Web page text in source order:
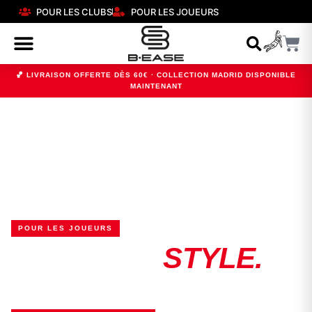
POUR LES CLUBS POUR LES JOUEURS
🏀 LIVRAISON OFFERTE DÈS 60€ · COLLECTION MADRID DISPONIBLE
MAINTENANT
POUR LES JOUEURS
JOUE TONSTYLE.